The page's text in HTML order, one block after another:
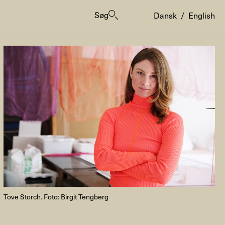
Søg Dansk / English
Tove Storch. Foto: Birgit Tengberg